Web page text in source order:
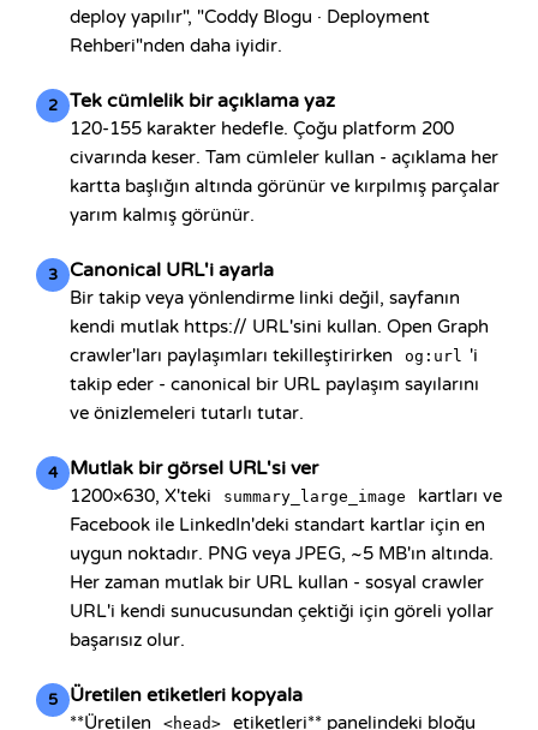
deploy yapılır", "Coddy Blogu · Deployment
Rehberi"nden daha iyidir.
2 Tek cümlelik bir açıklama yaz
120-155 karakter hedefle. Çoğu platform 200
civarında keser. Tam cümleler kullan - açıklama her
kartta başlığın altında görünür ve kırpılmış parçalar
yarım kalmış görünür.
3 Canonical URL'i ayarla
Bir takip veya yönlendirme linki değil, sayfanın
kendi mutlak https:// URL'sini kullan. Open Graph
crawler'ları paylaşımları tekilleştirirken
og:url 'i
takip eder - canonical bir URL paylaşım sayılarını
ve önizlemeleri tutarlı tutar.
4 Mutlak bir görsel URL'si ver
1200×630, X'teki summary_large_image
kartları ve
Facebook ile LinkedIn'deki standart kartlar için en
uygun noktadır. PNG veya JPEG, ~5 MB'ın altında.
Her zaman mutlak bir URL kullan - sosyal crawler
URL'i kendi sunucusundan çektiği için göreli yollar
başarısız olur.
5 Üretilen etiketleri kopyala
**Üretilen <head> etiketleri** panelindeki bloğu